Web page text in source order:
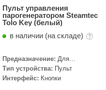
Пульт управления
парогенератором Steamtec
Tolo Key (белый)
в наличии (на складе)
Предназначение: Для
парогенератора
Тип устройства: Пульт
Интерфейс: Кнопки